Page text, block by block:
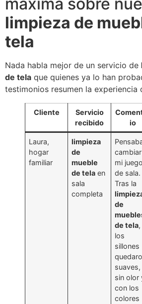
máxima sobre
limpieza de
tela
Nada habla mejor de un servicio de
de tela que quienes ya lo han
testimonios resumen la experiencia
Cliente
Servicio
recibido
io
Laura,
hogar
familiar
limpieza
de
mueble
de tela en
sala
completa
cambiar
mi juego
de sala.
Tras la
de
de tela,
los
sillones
suaves,
sin olor
con los
colores